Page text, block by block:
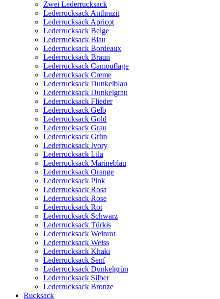
Zwei Lederrucksack
Lederrucksack Anthrazit
Lederrucksack Apricot
Lederrucksack Beige
Lederrucksack Blau
Lederrucksack Bordeaux
Lederrucksack Braun
Lederrucksack Camouflage
Lederrucksack Creme
Lederrucksack Dunkelblau
Lederrucksack Dunkelgrau
Lederrucksack Flieder
Lederrucksack Gelb
Lederrucksack Gold
Lederrucksack Grau
Lederrucksack Grün
Lederrucksack Ivory
Lederrucksack Lila
Lederrucksack Marineblau
Lederrucksack Orange
Lederrucksack Pink
Lederrucksack Rosa
Lederrucksack Rose
Lederrucksack Rot
Lederrucksack Schwarz
Lederrucksack Türkis
Lederrucksack Weinrot
Lederrucksack Weiss
Lederrucksack Khaki
Lederrucksack Senf
Lederrucksack Dunkelgrün
Lederrucksack Silber
Lederrucksack Bronze
Rucksack